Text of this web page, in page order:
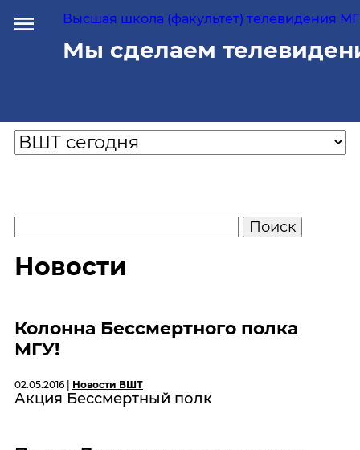
Высшая школа (факультет) телевидения
Мы сделаем
Новости
Колонна Бессмертного полка
МГУ!
02.05.2016 | Новости ВШТ
Акция Бессмертный полк